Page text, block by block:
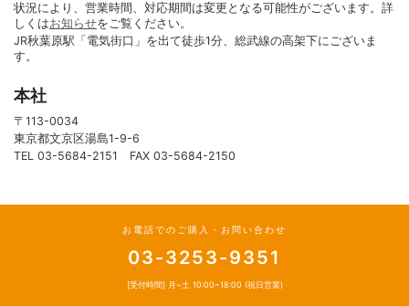
状況により、営業時間、対応期間は変更となる可能性がございます。詳
しくはお知らせをご覧ください。
JR秋葉原駅「電気街口」を出て徒歩1分、総武線の高架下にございま
す。
本社
〒113-0034
東京都文京区湯島1-9-6
TEL 03-5684-2151 FAX 03-5684-2150
お電話でのご購入・お問い合わせ
03-3253-9351
[受付時間] 月~土 10:00~18:00 (祝日営業)